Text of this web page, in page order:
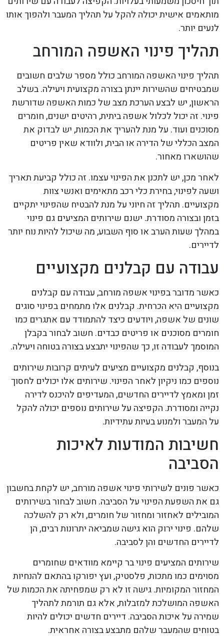
מותאמים אישית יכולה להקל על תהליך המעבר ולהפוך אותו
לנעים יותר.
תהליך פינוי האשפה המורחב
תהליך פינוי האשפה המורחב כולל מספר שלבים חשובים
שמבטיחים שהשירות יינתן בצורה מקצועית ויעילה. בשלב
הראשון, יש לבצע הערכת מצב של כמות האשפה שדורשת
פינוי. זה יכול לכלול אשפה ביתית, רהיטים ישנים, חומרים
מסוכנים ועוד. על מנת להעריך את הכמות, יש לבדוק את
המצב הכללי של הדירה או הבית, ולוודא שאין פריטים
שהושארו מאחור.
לאחר מכן, יש לתכנן את הפינוי עצמו. זה כולל קביעת תאריך
ושעה לפינוי, בחירת כלי רכב מתאימים ואנשי צוות
מקצועיים. תהליך זה חיוני על מנת להבטיח שהפינוי יתקיים
בזמן ובצורה מסודרת. ישנם שירותים המציעים גם פינוי
במהלך שעות הערב או סוף השבוע, מה שיכול להיות נוח יותר
לדיירים.
עבודה עם קבלנים מקצועיים
כאשר מדובר בפינוי אשפה מורחב, עבודה עם קבלנים
מקצועיים היא הכרחית. קבלנים אלו מתמחים בפינוי סוגים
שונים של אשפה, ויודעים כיצד להתמודד עם אתגרים כמו
חומרים מסוכנים או פריטים כבדים. חשוב לבחור בקבלן
המוסמך לעבודה זו, כך שהפינוי יתבצע בצורה בטוחה ויעילה.
בנוסף, קבלנים מקצועיים מציעים לעיתים קרובות שירותים
נוספים כמו ניקיון לאחר הפינוי. שירותים אלו יכולים לחסוך
זמן ומאמץ לדיירים החדשים, המעדיפים להיכנס לדירה
נקייה ומסודרת. הקפיצה על שירותים נוספים יכולה להקל
על המעבר ולמנוע בעיות עתידיות.
חשיבות המודעות לאיכות
הסביבה
כאשר פונים לשירותי פינוי אשפה מורחב, יש לקחת בחשבון
גם את השפעת הפינוי על הסביבה. חשוב לבחור בשירותים
המובילים לאחזור ומחזור של חומרים, ולא רק להשלכה
שלהם. פינוי ירוק הוא גישה שמביאה יתרונות רבים, הן
לדיירים החדשים והן לסביבה.
שירותים המציעים פינוי בר קיימא מוודאים שחומרים
מסוימים כמו מתכות, פלסטיק, ועץ יפורקו בהתאם להנחיות
המחזור המקומיות. גישה זו לא רק שמפחיתה את הכמות של
האשפה המושלכת למזבלות, אלא גם תורמת לתהליך
שמירה על איכות הסביבה. דיירים חדשים יכולים להיות
בטוחים שהמעבר שלהם מתבצע בצורה אחראית.